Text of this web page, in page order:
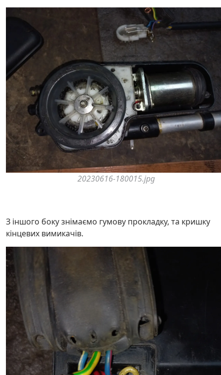
20230616-180015.jpg
З іншого боку знімаємо гумову прокладку, та кришку
кінцевих вимикачів.